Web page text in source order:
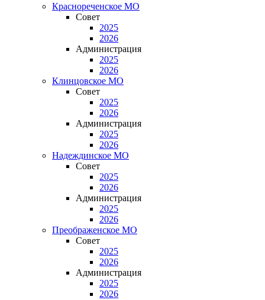
Краснореченское МО
Совет
2025
2026
Администрация
2025
2026
Клинцовское МО
Совет
2025
2026
Администрация
2025
2026
Надеждинское МО
Совет
2025
2026
Администрация
2025
2026
Преображенское МО
Совет
2025
2026
Администрация
2025
2026